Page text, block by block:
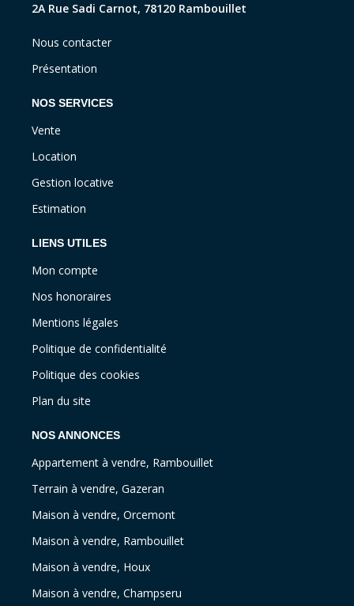
2A Rue Sadi Carnot, 78120 Rambouillet
Nous contacter
Présentation
NOS SERVICES
Vente
Location
Gestion locative
Estimation
LIENS UTILES
Mon compte
Nos honoraires
Mentions légales
Politique de confidentialité
Politique des cookies
Plan du site
NOS ANNONCES
Appartement à vendre, Rambouillet
Terrain à vendre, Gazeran
Maison à vendre, Orcemont
Maison à vendre, Rambouillet
Maison à vendre, Houx
Maison à vendre, Champseru